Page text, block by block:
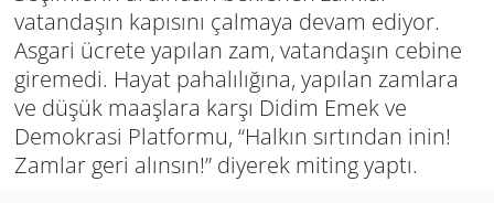
vatandaşın kapısını çalmaya devam ediyor.
Asgari ücrete yapılan zam, vatandaşın cebine
giremedi. Hayat pahalılığına, yapılan zamlara
ve düşük maaşlara karşı Didim Emek ve
Demokrasi Platformu, “Halkın sırtından inin!
Zamlar geri alınsın!” diyerek miting yaptı.
EĞİTİM
EKONOMİ
GENEL
Tüm Manşetler
Son Dakika Haberleri
Haber Arşivi